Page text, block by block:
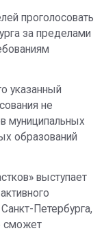
проголосовать
за пределами
указанный
не
муниципальных
образований
выступает
Петербурга,
сможет